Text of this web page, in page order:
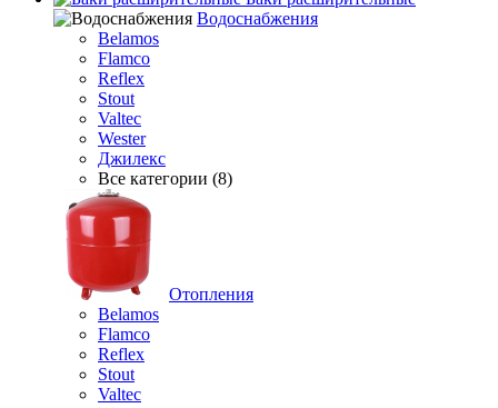
Водоснабжения
Belamos
Flamco
Reflex
Stout
Valtec
Wester
Джилекс
Все категории (8)
Отопления
Belamos
Flamco
Reflex
Stout
Valtec